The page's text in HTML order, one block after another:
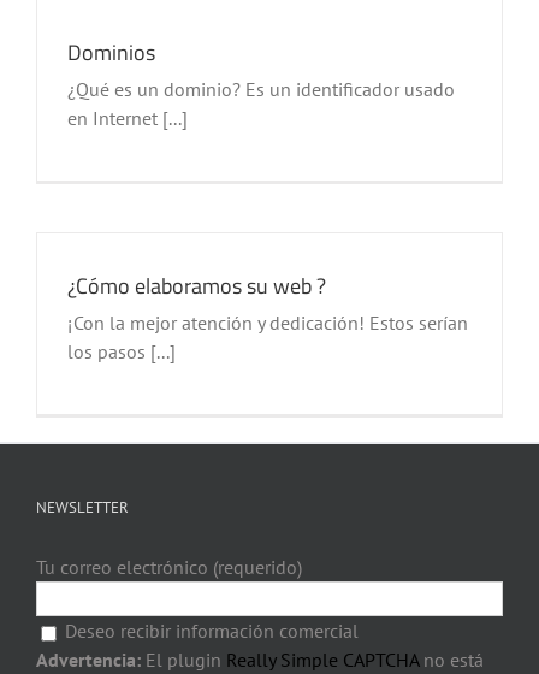
Dominios
¿Qué es un dominio? Es un identificador usado
en Internet [...]
¿Cómo elaboramos su web ?
¡Con la mejor atención y dedicación! Estos serían
los pasos [...]
NEWSLETTER
Tu correo electrónico (requerido)
Deseo recibir información comercial
Advertencia: El plugin Really Simple CAPTCHAno está